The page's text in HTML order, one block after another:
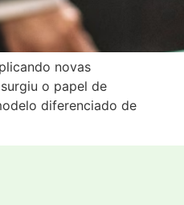
novas
o papel de
diferenciado de